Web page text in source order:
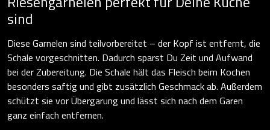
sind
Diese Garnelen sind teilvorbereitet – der Kopf ist entfernt, die
Schale vorgeschnitten. Dadurch sparst Du Zeit und Aufwand
bei der Zubereitung. Die Schale hält das Fleisch beim Kochen
besonders saftig und gibt zusätzlich Geschmack ab. Außerdem
schützt sie vor Übergarung und lässt sich nach dem Garen
ganz einfach entfernen.